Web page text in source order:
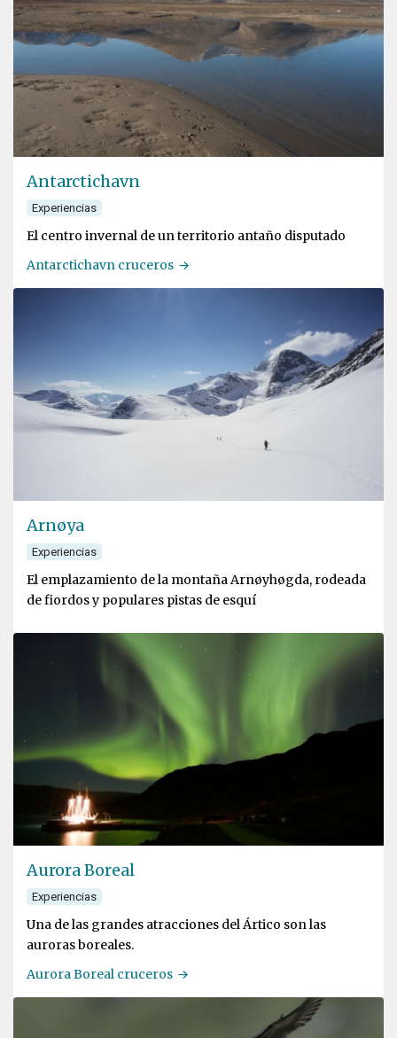
Antarctichavn
Experiencias
El centro invernal de un territorio antaño disputado
Antarctichavn cruceros
Arnøya
Experiencias
El emplazamiento de la montaña Arnøyhøgda, rodeada
de fiordos y populares pistas de esquí
Aurora Boreal
Experiencias
Una de las grandes atracciones del Ártico son las
auroras boreales.
Aurora Boreal cruceros